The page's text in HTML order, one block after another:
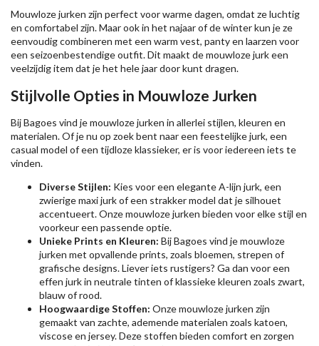
Mouwloze jurken zijn perfect voor warme dagen, omdat ze luchtig
en comfortabel zijn. Maar ook in het najaar of de winter kun je ze
eenvoudig combineren met een warm vest, panty en laarzen voor
een seizoenbestendige outfit. Dit maakt de mouwloze jurk een
veelzijdig item dat je het hele jaar door kunt dragen.
Stijlvolle Opties in Mouwloze Jurken
Bij Bagoes vind je mouwloze jurken in allerlei stijlen, kleuren en
materialen. Of je nu op zoek bent naar een feestelijke jurk, een
casual model of een tijdloze klassieker, er is voor iedereen iets te
vinden.
Diverse Stijlen: Kies voor een elegante A-lijn jurk, een
zwierige maxi jurk of een strakker model dat je silhouet
accentueert. Onze mouwloze jurken bieden voor elke stijl en
voorkeur een passende optie.
Unieke Prints en Kleuren: Bij Bagoes vind je mouwloze
jurken met opvallende prints, zoals bloemen, strepen of
grafische designs. Liever iets rustigers? Ga dan voor een
effen jurk in neutrale tinten of klassieke kleuren zoals zwart,
blauw of rood.
Hoogwaardige Stoffen: Onze mouwloze jurken zijn
gemaakt van zachte, ademende materialen zoals katoen,
viscose en jersey. Deze stoffen bieden comfort en zorgen